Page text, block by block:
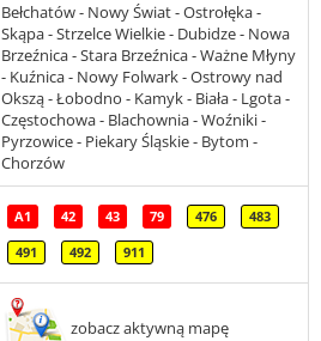
Bełchatów - Nowy Świat - Ostrołęka -
Skąpa - Strzelce Wielkie - Dubidze - Nowa
Brzeźnica - Stara Brzeźnica - Ważne Młyny
- Kuźnica - Nowy Folwark - Ostrowy nad
Okszą - Łobodno - Kamyk - Biała - Lgota -
Częstochowa - Blachownia - Woźniki -
Pyrzowice - Piekary Śląskie - Bytom -
Chorzów
A1 42 43 79 476 483
491 492 911
zobacz aktywną mapę